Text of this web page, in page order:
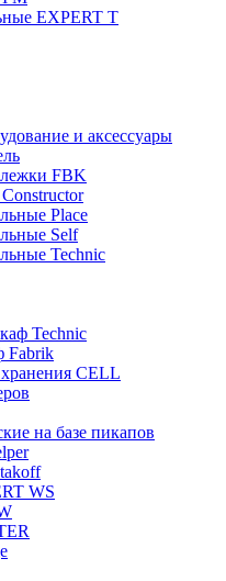
EXPERT T
и аксессуары
FBK
Place
Self
Technic
Technic
Fabrik
CELL
на базе пикапов
WS